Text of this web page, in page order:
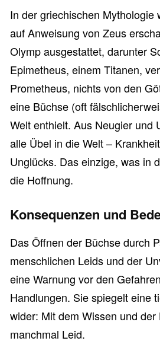
In der griechischen
auf Anweisung von Zeus
Olymp ausgestattet, darunter
Epimetheus, einem Titanen,
Prometheus, nichts von den
eine Büchse (oft
Welt enthielt. Aus Neugier und
alle Übel in die Welt –
Unglücks. Das einzige, was in
die Hoffnung.
Konsequenzen und
Das Öffnen der Büchse durch
menschlichen Leids und der
eine Warnung vor den
Handlungen. Sie spiegelt eine
wider: Mit dem Wissen und
manchmal Leid.